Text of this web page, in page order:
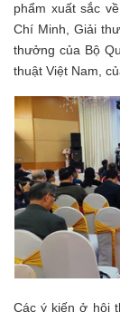
phẩm xuất sắc
Chí Minh, Giải
thưởng của Bộ
thuật Việt Nam,
Các ý kiến ở hội